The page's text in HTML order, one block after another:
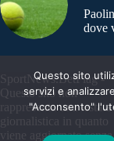
dove
SportNews.BetFlag -
Questo sito non
rappresenta una testata
giornalistica in quanto
viene aggiornato senza
Questo sito
servizi e
"Acconsento"